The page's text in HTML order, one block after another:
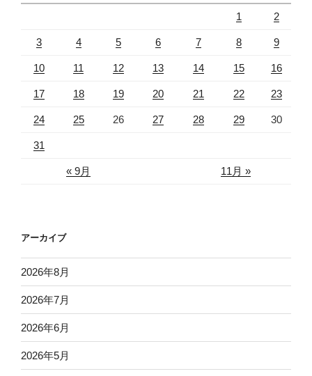
« 9月 11月 »
1 2
3 4 5 6 7 8 9
10 11 12 13 14 15 16
17 18 19 20 21 22 23
24 25 26 27 28 29 30
31
アーカイブ
2026年8月
2026年7月
2026年6月
2026年5月